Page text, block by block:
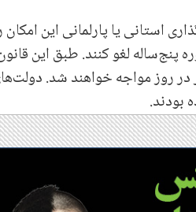
استانی یا پارلمانی این
لغو کنند. طبق این
با جریمه‌هایی تا سقف ۴,۰۰۰ دلار در روز
بودند.